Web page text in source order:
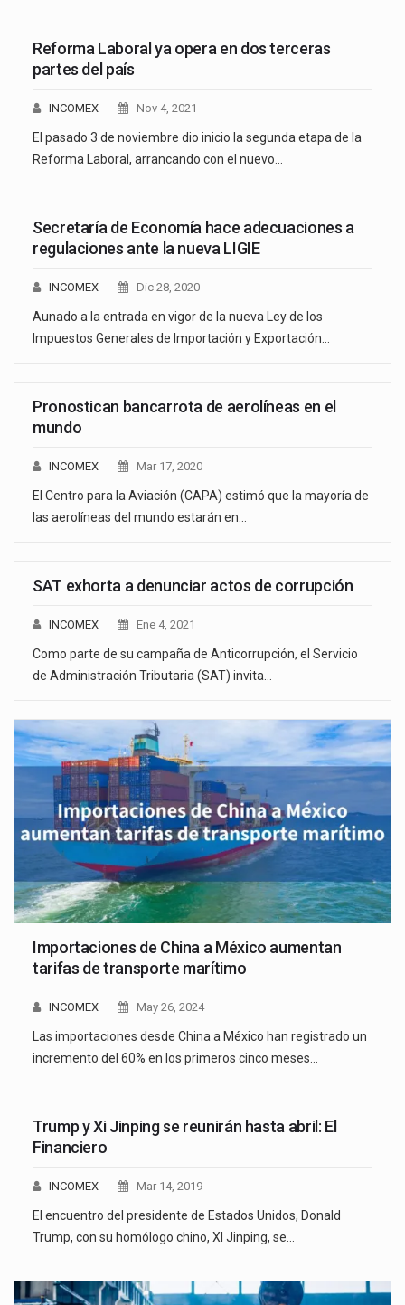
Reforma Laboral ya opera en dos terceras
partes del país
INCOMEX Nov 4, 2021
El pasado 3 de noviembre dio inicio la segunda etapa de la
Reforma Laboral, arrancando con el nuevo…
Secretaría de Economía hace adecuaciones a
regulaciones ante la nueva LIGIE
INCOMEX Dic 28, 2020
Aunado a la entrada en vigor de la nueva Ley de los
Impuestos Generales de Importación y Exportación…
Pronostican bancarrota de aerolíneas en el
mundo
INCOMEX Mar 17, 2020
El Centro para la Aviación (CAPA) estimó que la mayoría de
las aerolíneas del mundo estarán en…
SAT exhorta a denunciar actos de corrupción
INCOMEX Ene 4, 2021
Como parte de su campaña de Anticorrupción, el Servicio
de Administración Tributaria (SAT) invita…
Importaciones de China a México aumentan
tarifas de transporte marítimo
INCOMEX May 26, 2024
Las importaciones desde China a México han registrado un
incremento del 60% en los primeros cinco meses…
Trump y Xi Jinping se reunirán hasta abril: El
Financiero
INCOMEX Mar 14, 2019
El encuentro del presidente de Estados Unidos, Donald
Trump, con su homólogo chino, XI Jinping, se…